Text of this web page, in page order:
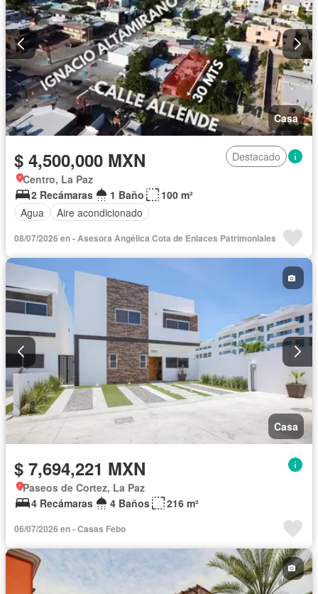
Casa
$ 4,500,000 MXN
Destacado
Centro, La Paz
2 Recámaras
1 Baño
100 m²
Agua
Aire acondicionado
08/07/2026 en - Asesora Angélica Cota de Enlaces Patrimoniales
Casa
$ 7,694,221 MXN
Paseos de Cortez, La Paz
4 Recámaras
4 Baños 216 m²
06/07/2026 en - Casas Febo